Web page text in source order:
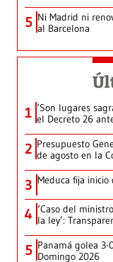
5 Ni Madrid ni
al Barcelona
1 ‘Son lugares
el Decreto 26
2 Presupuesto
de agosto en la
3 Meduca fija
4 ‘Caso del
la ley’:
5 Panamá golea 3-
Domingo 2026